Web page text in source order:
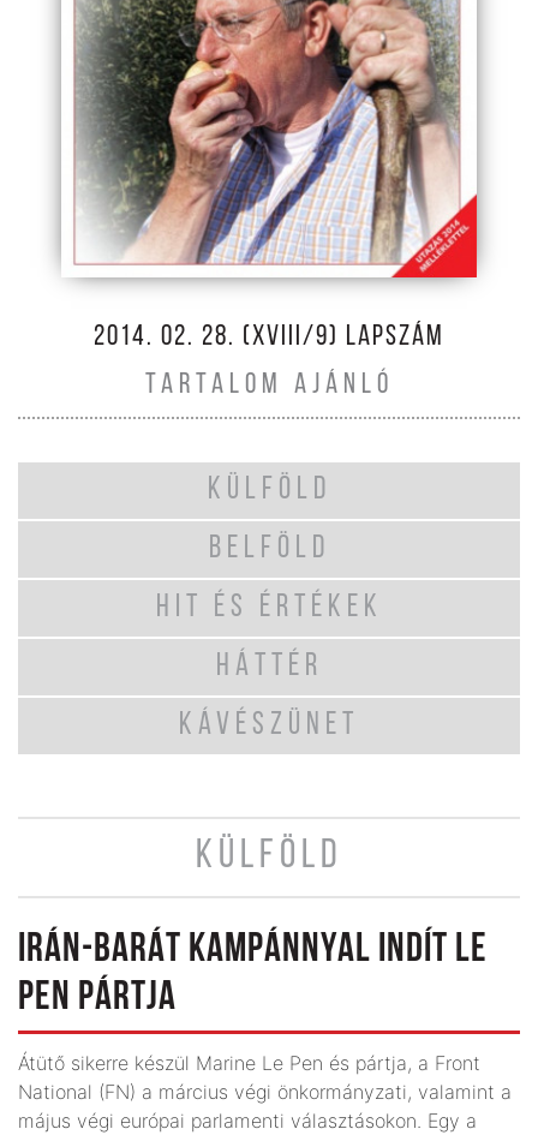
2014. 02. 28. (XVIII/9) LAPSZÁM
TARTALOM AJÁNLÓ
KÜLFÖLD
BELFÖLD
HIT ÉS ÉRTÉKEK
HÁTTÉR
KÁVÉSZÜNET
KÜLFÖLD
IRÁN-BARÁT KAMPÁNNYAL INDÍT LE
PEN PÁRTJA
Átütő sikerre készül Marine Le Pen és pártja, a Front
National (FN) a március végi önkormányzati, valamint a
május végi európai parlamenti választásokon. Egy a